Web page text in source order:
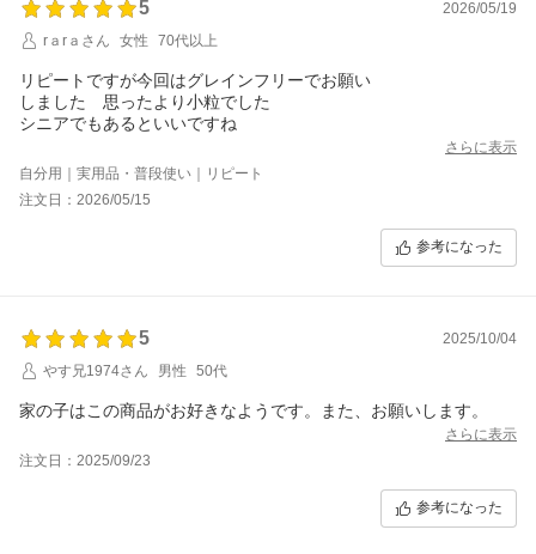
5
2026/05/19
rａrａさん
女性 70代以上
リピートですが今回はグレインフリーでお願い
しました 思ったより小粒でした
シニアでもあるといいですね
さらに表示
自分用｜実用品・普段使い｜リピート
注文日：2026/05/15
参考になった
5
2025/10/04
やす兄1974さん
男性 50代
家の子はこの商品がお好きなようです。また、お願いします。
さらに表示
注文日：2025/09/23
参考になった